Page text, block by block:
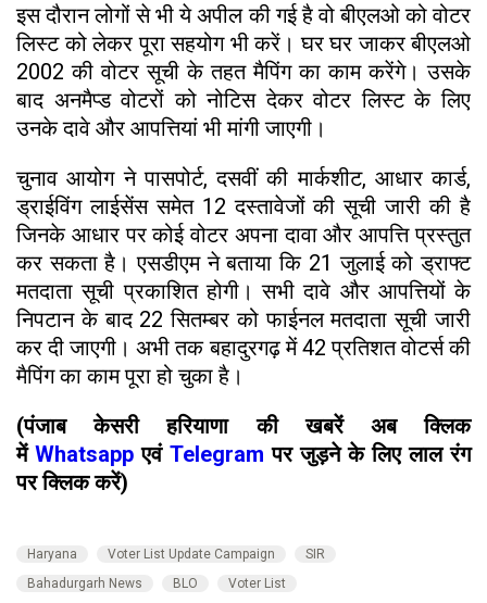
इस दौरान लोगों से भी ये अपील की गई है वो बीएलओ को वोटर
लिस्ट को लेकर पूरा सहयोग भी करें। घर घर जाकर बीएलओ
2002 की वोटर सूची के तहत मैपिंग का काम करेंगे। उसके
बाद अनमैप्ड वोटरों को नोटिस देकर वोटर लिस्ट के लिए
उनके दावे और आपत्तियां भी मांगी जाएगी।
चुनाव आयोग ने पासपोर्ट, दसवीं की मार्कशीट, आधार कार्ड,
ड्राईविंग लाईसेंस समेत 12 दस्तावेजों की सूची जारी की है
जिनके आधार पर कोई वोटर अपना दावा और आपत्ति प्रस्तुत
कर सकता है। एसडीएम ने बताया कि 21 जुलाई को ड्राफ्ट
मतदाता सूची प्रकाशित होगी। सभी दावे और आपत्तियों के
निपटान के बाद 22 सितम्बर को फाईनल मतदाता सूची जारी
कर दी जाएगी। अभी तक बहादुरगढ़ में 42 प्रतिशत वोटर्स की
मैपिंग का काम पूरा हो चुका है।
(पंजाब केसरी हरियाणा की खबरें अब क्लिक
में Whatsappएवं Telegram पर जुड़ने के लिए लाल रंग
पर क्लिक करें)
Haryana Voter List Update Campaign
SIR
Bahadurgarh News
BLO Voter List